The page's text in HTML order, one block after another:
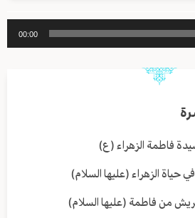
00:00
فاطمة الزهراء (ع)
حياة الزهراء (عليها السلام)
من فاطمة (عليها السلام)